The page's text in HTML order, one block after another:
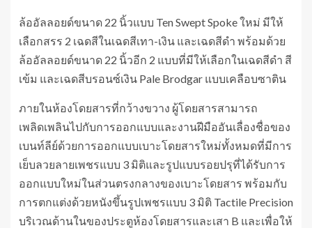
ล้ออัลลอยด์ขนาด 22 นิ้วแบบ Ten Swept Spoke ใหม่ มีให้
เลือกสรร 2 เฉดสีในเฉดสีเทา-เงิน และเฉดสีดำ พร้อมด้วย
ล้ออัลลอยด์ขนาด 22 นิ้วอีก 2 แบบที่มีให้เลือกในเฉดสีดำ สี
เข้ม และเฉดสีบรอนซ์เงิน Pale Brodgar แบบเคลือบซาติน
ภายในห้องโดยสารที่กว้างขวาง ผู้โดยสารสามารถ
เพลิดเพลินไปกับการออกแบบและงานฝีมืออันเลื่องชื่อของ
เบนท์ลีย์ด้วยการออกแบบเบาะโดยสารใหม่ทั้งหมดที่มีการ
เย็บลวยลายเพชรแบบ 3 มิติและรูปแบบรอยปรุที่ได้รับการ
ออกแบบใหม่ในส่วนตรงกลางของเบาะโดยสาร พร้อมกับ
การตกแต่งด้วยหนังขึ้นรูปเพชรแบบ 3 มิติ Tactile Precision
บริเวณด้านในของประตูห้องโดยสารและเสา B และเพื่อให้